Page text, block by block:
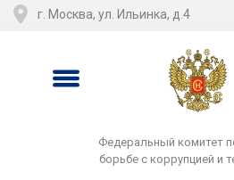
г. Москва, ул. Ильинка, д.4
Федеральный комитет
борьбе с коррупцией и